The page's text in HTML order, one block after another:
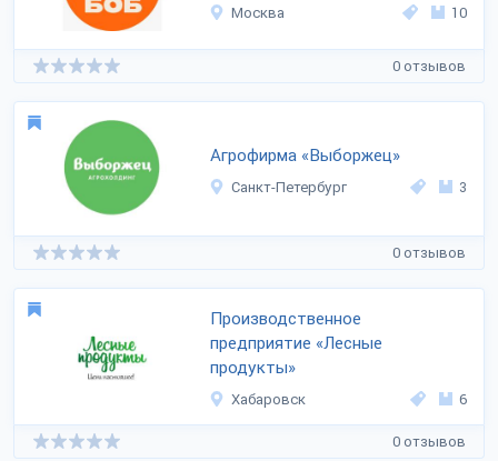
Москва 10
0 отзывов
Агрофирма «Выборжец»
Санкт-Петербург 3
0 отзывов
Производственное
предприятие «Лесные
продукты»
Хабаровск 6
0 отзывов